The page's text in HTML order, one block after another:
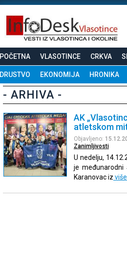
POČETNA VLASOTINCE CRKVA
DRUSTVO EKONOMIJA HRONIKA
- ARHIVA -
AK
atletskom
Objavljeno:
Zanimljivosti
U nedelju,
je međunarodni
Karanovac iz više…